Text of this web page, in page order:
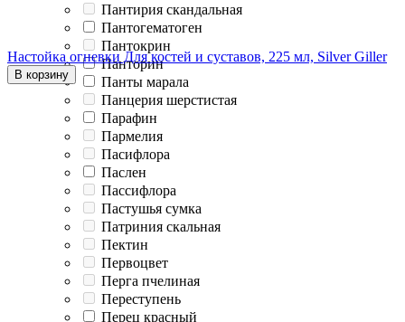
Пантирия скандальная
Пантогематоген
Пантокрин
Панторин
Панты марала
Панцерия шерстистая
Парафин
Пармелия
Пасифлора
Паслен
Пассифлора
Пастушья сумка
Патриния скальная
Пектин
Первоцвет
Перга пчелиная
Переступень
Перец красный
Настойка огневки Для костей и суставов, 225 мл, Silver Giller
В корзину